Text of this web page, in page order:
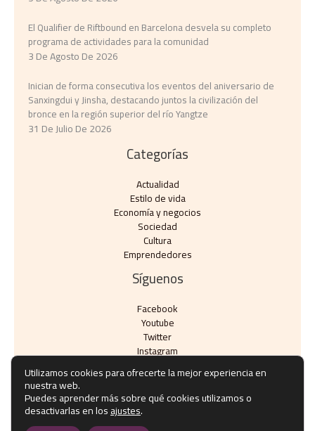
El Qualifier de Riftbound en Barcelona desvela su completo
programa de actividades para la comunidad
3 De Agosto De 2026
Inician de forma consecutiva los eventos del aniversario de
Sanxingdui y Jinsha, destacando juntos la civilización del
bronce en la región superior del río Yangtze
31 De Julio De 2026
Categorías
Actualidad
Estilo de vida
Economía y negocios​
Sociedad
Cultura
Emprendedores
Síguenos
Facebook
Youtube
Twitter
Instagram
Copyright © Todos los derechos reservados - eventos10.com
Utilizamos cookies para ofrecerte la mejor experiencia en
nuestra web.
Puedes aprender más sobre qué cookies utilizamos o
desactivarlas en losajustes.